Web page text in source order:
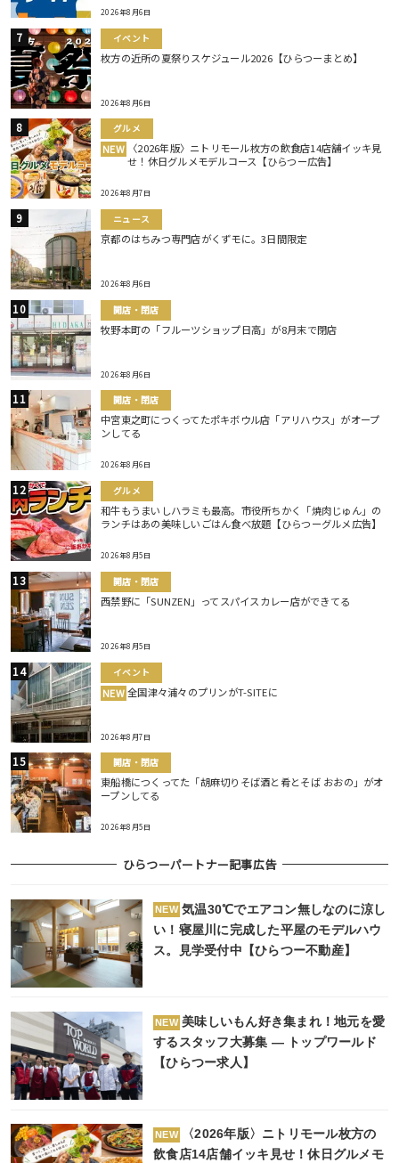
2026年8月6日
イベント
枚方の近所の夏祭りスケジュール2026【ひらつーまとめ】
2026年8月6日
グルメ
NEW 〈2026年版〉ニトリモール枚方の飲食店14店舗イッキ見
せ！休日グルメモデルコース【ひらつー広告】
2026年8月7日
ニュース
京都のはちみつ専門店がくずモに。3日間限定
2026年8月6日
開店・閉店
牧野本町の「フルーツショップ日高」が8月末で閉店
2026年8月6日
開店・閉店
中宮東之町につくってたポキボウル店「アリハウス」がオープ
ンしてる
2026年8月6日
グルメ
和牛もうまいしハラミも最高。市役所ちかく「焼肉じゅん」の
ランチはあの美味しいごはん食べ放題【ひらつーグルメ広告】
2026年8月5日
開店・閉店
西禁野に「SUNZEN」ってスパイスカレー店ができてる
2026年8月5日
イベント
NEW 全国津々浦々のプリンがT-SITEに
2026年8月7日
開店・閉店
東船橋につくってた「胡麻切りそば酒と肴とそば おおの」がオ
ープンしてる
2026年8月5日
ひらつーパートナー記事広告
NEW 気温30℃でエアコン無しなのに涼し
い！寝屋川に完成した平屋のモデルハウ
ス。見学受付中【ひらつー不動産】
NEW 美味しいもん好き集まれ！地元を愛
するスタッフ大募集 ― トップワールド
【ひらつー求人】
NEW
〈2026年版〉ニトリモール枚方の
飲食店14店舗イッキ見せ！休日グルメモ